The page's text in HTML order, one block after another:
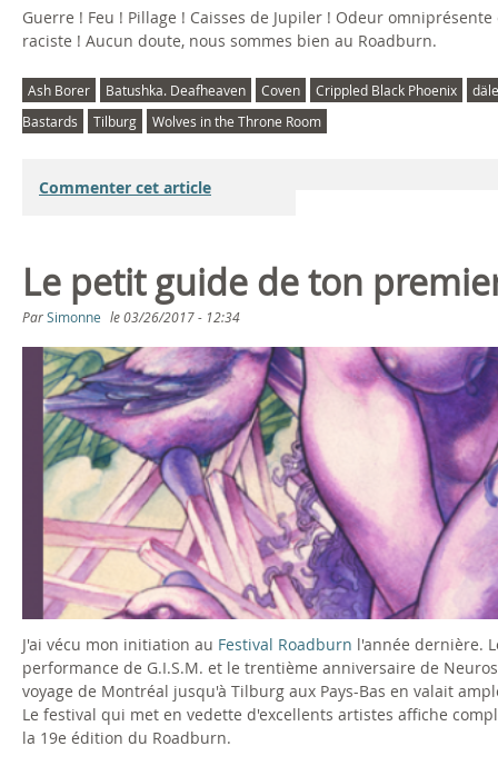
Guerre ! Feu ! Pillage ! Caisses de Jupiler ! Odeur
raciste ! Aucun doute, nous sommes bien au Roadburn.
Ash Borer Batushka. Deafheaven Coven Crippled Black Phoenix
Bastards
Tilburg Wolves in the Throne Room
Commenter cet article
Le petit guide de ton
ParSimonne le03/26/2017 - 12:34
J'ai vécu mon initiation au Festival Roadburn l'année dernière.
performance de G.I.S.M. et le trentième anniversaire de
voyage de Montréal jusqu'à Tilburg aux Pays-Bas en valait
Le festival qui met en vedette d'excellents artistes affiche
la 19e édition du Roadburn.